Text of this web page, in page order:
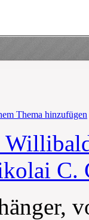
Thema hinzufügen
C.